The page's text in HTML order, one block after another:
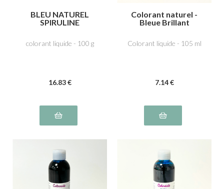
BLEU NATUREL
SPIRULINE
colorant liquide - 100 g
16.83 €
Colorant naturel -
Bleue Brillant
Colorant liquide - 105 ml
7.14 €